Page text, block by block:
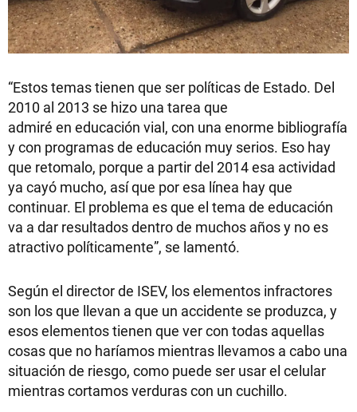
“Estos temas tienen que ser políticas de Estado. Del
2010 al 2013 se hizo una tarea que
admiré en educación vial, con una enorme bibliografía
y con programas de educación muy serios. Eso hay
que retomalo, porque a partir del 2014 esa actividad
ya cayó mucho, así que por esa línea hay que
continuar. El problema es que el tema de educación
va a dar resultados dentro de muchos años y no es
atractivo políticamente”, se lamentó.
Según el director de ISEV, los elementos infractores
son los que llevan a que un accidente se produzca, y
esos elementos tienen que ver con todas aquellas
cosas que no haríamos mientras llevamos a cabo una
situación de riesgo, como puede ser usar el celular
mientras cortamos verduras con un cuchillo.